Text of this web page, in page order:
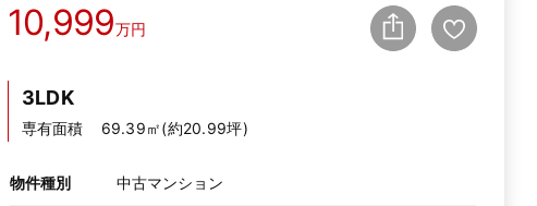
10,999万円
3LDK
専有面積 69.39㎡(約20.99坪)
物件種別 中古マンション